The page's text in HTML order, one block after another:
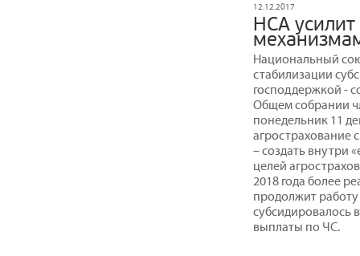
12.12.2017
НСА
Национальный
стабилизации
господдержкой -
Общем собрании
понедельник 11
агрострахование
– создать внутри
целей
2018 года более
продолжит
субсидировалось
выплаты по ЧС.